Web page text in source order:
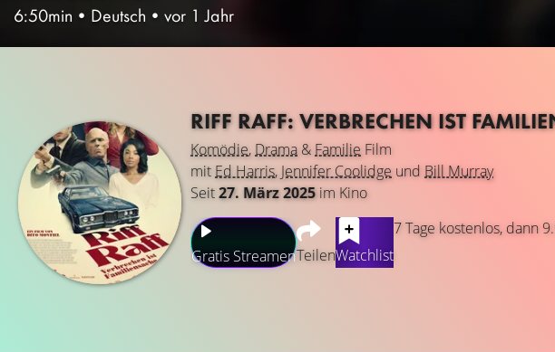
6:50min • Deutsch • vor 1 Jahr
RIFF RAFF: VERBRECHEN IST
Komödie, Drama& Familie Film
mit Ed Harris, Jennifer Coolidge und Bill Murray
Seit27. März 2025im Kino
Gratis StreamenTeilenWatchlist
7 Tage kostenlos, dann